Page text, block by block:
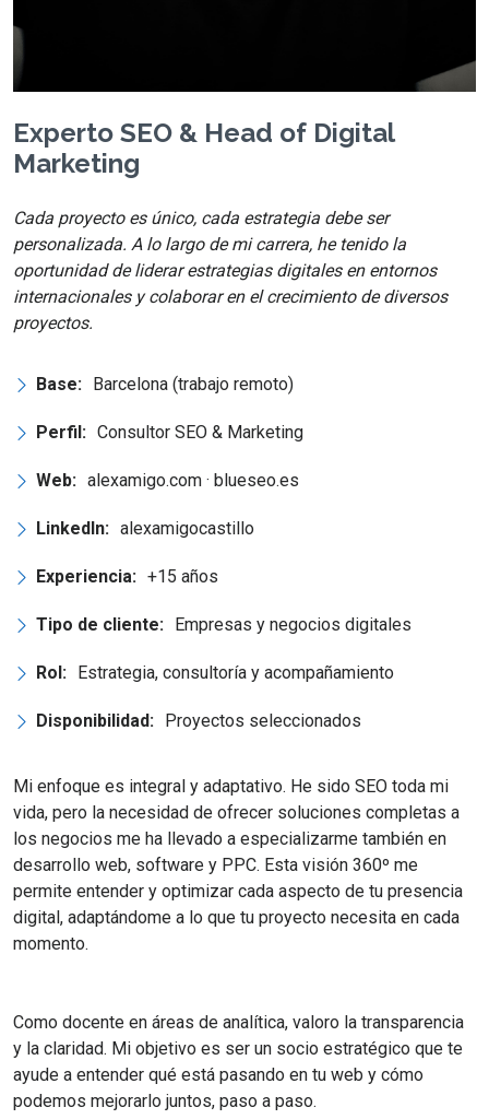
Experto SEO & Head of Digital
Marketing
Cada proyecto es único, cada estrategia debe ser
personalizada. A lo largo de mi carrera, he tenido la
oportunidad de liderar estrategias digitales en entornos
internacionales y colaborar en el crecimiento de diversos
proyectos.
Base: Barcelona (trabajo remoto)
Perfil: Consultor SEO & Marketing
Web: alexamigo.com · blueseo.es
LinkedIn: alexamigocastillo
Experiencia: +15 años
Tipo de cliente: Empresas y negocios digitales
Rol: Estrategia, consultoría y acompañamiento
Disponibilidad: Proyectos seleccionados
Mi enfoque es integral y adaptativo. He sido SEO toda mi
vida, pero la necesidad de ofrecer soluciones completas a
los negocios me ha llevado a especializarme también en
desarrollo web, software y PPC. Esta visión 360º me
permite entender y optimizar cada aspecto de tu presencia
digital, adaptándome a lo que tu proyecto necesita en cada
momento.
Como docente en áreas de analítica, valoro la transparencia
y la claridad. Mi objetivo es ser un socio estratégico que te
ayude a entender qué está pasando en tu web y cómo
podemos mejorarlo juntos, paso a paso.